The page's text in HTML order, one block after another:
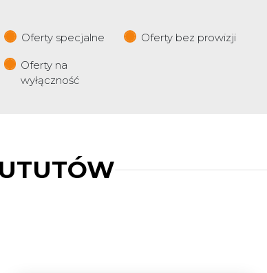
Oferty specjalne Oferty bez prowizji
Oferty na
wyłączność